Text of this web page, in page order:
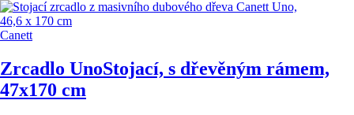
Canett
Zrcadlo UnoStojací, s dřevěným rámem,
47x170 cm